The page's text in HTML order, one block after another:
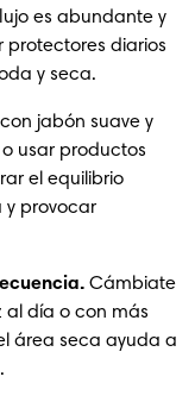
es abundante y
protectores diarios
y seca.
jabón suave y
usar productos
el equilibrio
y provocar
Cámbiate
al día o con más
área seca ayuda a